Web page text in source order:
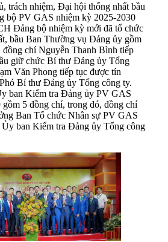
trách nhiệm, Đại hội thống nhất bầu
bộ PV GAS nhiệm kỳ 2025-2030
Đảng bộ nhiệm kỳ mới đã tổ chức
bầu Ban Thường vụ Đảng ủy gồm
đồng chí Nguyễn Thanh Bình tiếp
giữ chức Bí thư Đảng ủy Tổng
Văn Phong tiếp tục được tín
Bí thư Đảng ủy Tổng công ty.
ban Kiểm tra Đảng ủy PV GAS
5 đồng chí, trong đó, đồng chí
Ban Tổ chức Nhân sự PV GAS
ban Kiểm tra Đảng ủy Tổng công